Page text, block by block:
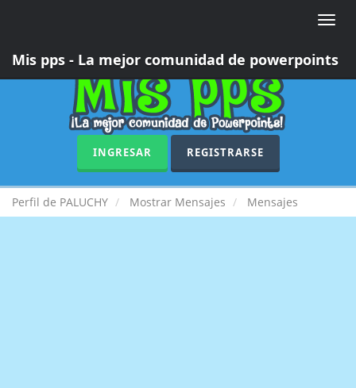
Toggle
Mis pps - La mejor comunidad de powerpoints
INGRESAR REGISTRARSE
Perfil de PALUCHY Mostrar Mensajes Mensajes